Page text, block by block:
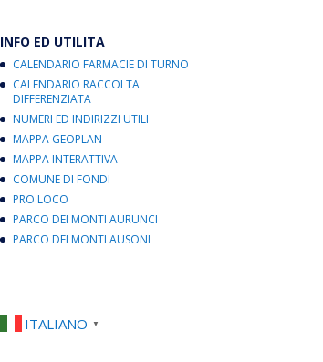
INFO ED UTILITÀ
CALENDARIO FARMACIE DI TURNO
CALENDARIO RACCOLTA
DIFFERENZIATA
NUMERI ED INDIRIZZI UTILI
MAPPA GEOPLAN
MAPPA INTERATTIVA
COMUNE DI FONDI
PRO LOCO
PARCO DEI MONTI AURUNCI
PARCO DEI MONTI AUSONI
ITALIANO ▼